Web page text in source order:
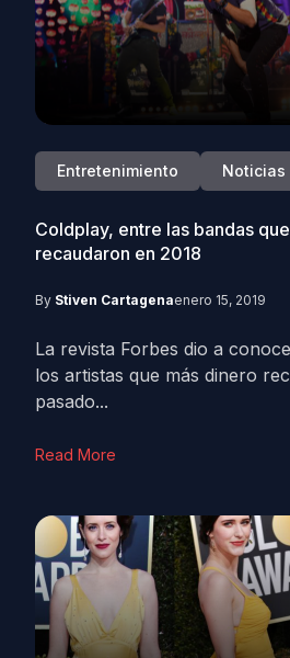
Entretenimiento Noticias
Coldplay, entre las bandas
recaudaron en 2018
By Stiven Cartagenaenero 15, 2019
La revista Forbes dio a
los artistas que más dinero
pasado...
Read More